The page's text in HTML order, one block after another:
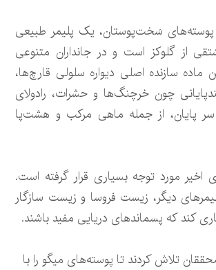
سَخت‌پوستان، یک پلیمر طبیعی
از گلوکز است و در جانداران متنوعی
سازنده اصلی دیواره سلولی قارچ‌ها،
چون خرچنگ‌ها و حشرات، رادولای
سر پایان، از جمله ماهی مرکب و هشت‌پا
اخیر مورد توجه بسیاری قرار گرفته است.
دیگر، زیست فروسا و زیست سازگار
کند که پسماندهای دریایی مفید باشند.
تلاش کردند تا پوسته‌های میگو را با